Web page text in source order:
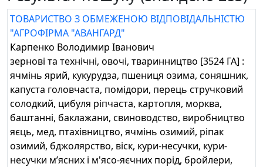
ТОВАРИСТВО З ОБМЕЖЕНОЮ ВІДПОВІДАЛЬНІСТЮ
"АГРОФІРМА "АВАНГАРД"
Карпенко Володимир Іванович
зернові та технічні, овочі, тваринництво [3524 ГА] :
ячмінь ярий, кукурудза, пшениця озима, соняшник,
капуста головчаста, помідори, перець стручковий
солодкий, цибуля ріпчаста, картопля, морква,
баштанні, баклажани, свиноводство, виробництво
яєць, мед, птахівництво, ячмінь озимий, ріпак
озимий, бджолярство, віск, кури-несучки, кури-
несучки м’ясних і м'ясо-яєчних порід, бройлери,